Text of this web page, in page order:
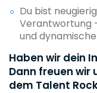
Du bist
Verantwortung
und
Haben wir dein
Dann freuen wir
dem Talent